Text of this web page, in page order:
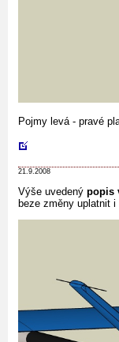
Pojmy levá - pravé
21.9.2008
Výše uvedený popis
beze změny uplatnit